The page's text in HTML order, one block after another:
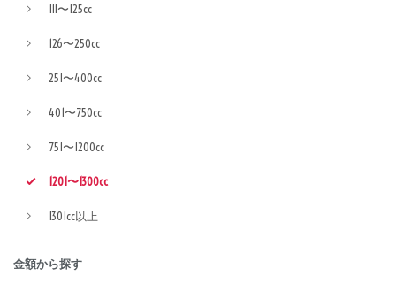
111〜125cc
126〜250cc
251〜400cc
401〜750cc
751〜1200cc
1201〜1300cc
1301cc以上
金額から探す